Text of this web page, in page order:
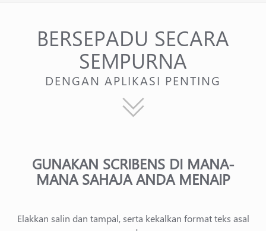
BERSEPADU SECARA
SEMPURNA
DENGAN APLIKASI PENTING
GUNAKAN SCRIBENS DI MANA-
MANA SAHAJA ANDA MENAIP
Elakkan salin dan tampal, serta kekalkan format teks asal